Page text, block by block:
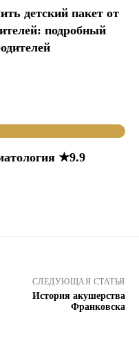
детский пакет от
подробный
★9.9
СЛЕДУЮЩАЯ СТАТЬЯ
История акушерства
Франковска